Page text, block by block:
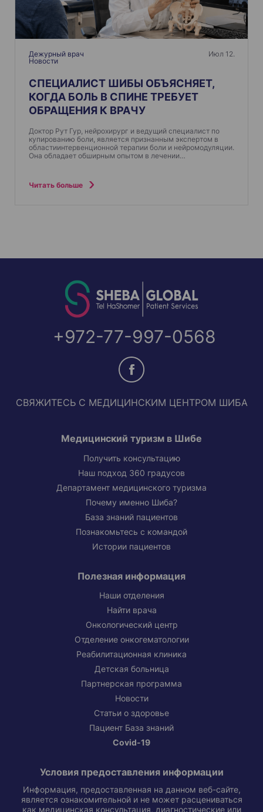
Дежурный врач
Новости
Июл 12.
СПЕЦИАЛИСТ ШИБЫ ОБЪЯСНЯЕТ,
КОГДА БОЛЬ В СПИНЕ ТРЕБУЕТ
ОБРАЩЕНИЯ К ВРАЧУ
Доктор Рут Гур, нейрохирург и ведущий специалист по
купированию боли, является признанным экспертом в
областиинтервенционной терапии боли и нейромодуляции.
Она обладает обширным опытом в лечении…
Читать больше
+972-77-997-0568
СВЯЖИТЕСЬ С МЕДИЦИНСКИМ ЦЕНТРОМ ШИБА
Медицинский туризм в Шибе
Получить консультацию
Наш подход 360 градусов
Департамент медицинского туризма
Почему именно Шиба?
База знаний пациентов
Познакомьтесь с командой
Истории пациентов
Полезная информация
Наши отделения
Найти врача
Онкологический центр
Отделение онкогематологии
Реабилитационная клиника
Детская больница
Партнерская программа
Новости
Статьи о здоровье
Пациент База знаний
Covid-19
Условия предоставления информации
Информация, предоставленная на данном веб-сайте,
является ознакомительной и не может расцениваться
как медицинская консультация, диагностические или